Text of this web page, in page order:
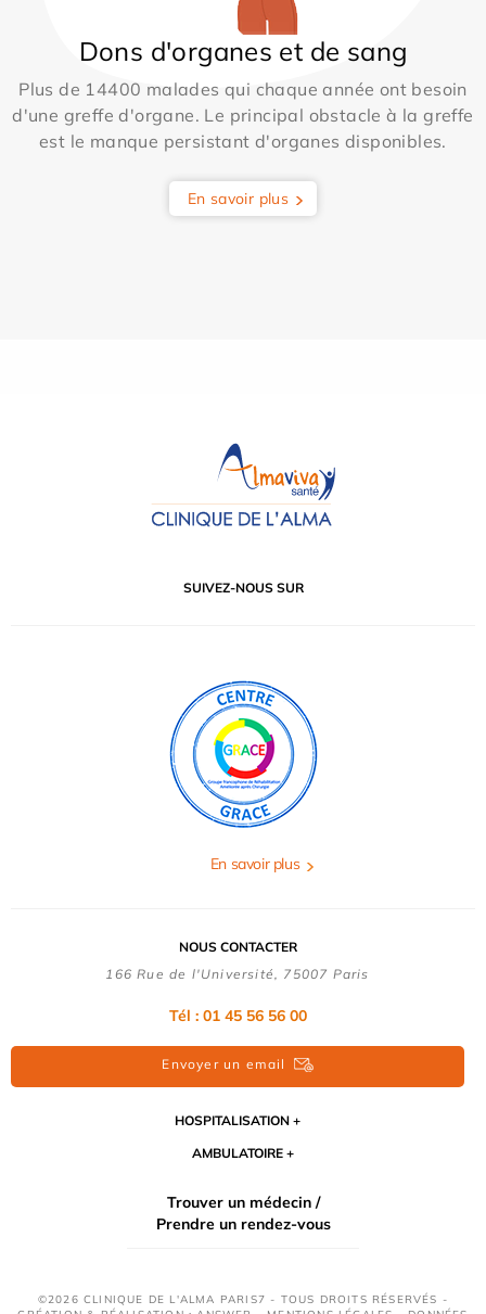
Dons d'organes et de sang
Plus de 14400 malades qui chaque année ont besoin
d'une greffe d'organe. Le principal obstacle à la greffe
est le manque persistant d'organes disponibles.
En savoir plus
SUIVEZ-NOUS SUR
En savoir plus
NOUS CONTACTER
166 Rue de l'Université, 75007 Paris
Tél : 01 45 56 56 00
Envoyer un email
HOSPITALISATION
AMBULATOIRE
Trouver un médecin /
Prendre un rendez-vous
©2026 CLINIQUE DE L'ALMA PARIS7 - TOUS DROITS RÉSERVÉS -